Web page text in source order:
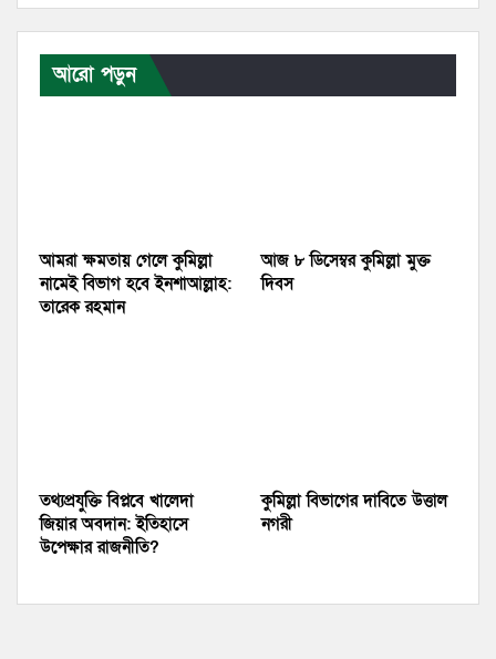
আরো পড়ুন
আমরা ক্ষমতায় গেলে কুমিল্লা
নামেই বিভাগ হবে ইনশাআল্লাহ:
তারেক রহমান
আজ ৮ ডিসেম্বর কুমিল্লা মুক্ত
দিবস
তথ্যপ্রযুক্তি বিপ্লবে খালেদা
জিয়ার অবদান: ইতিহাসে
উপেক্ষার রাজনীতি?
কুমিল্লা বিভাগের দাবিতে উত্তাল
নগরী